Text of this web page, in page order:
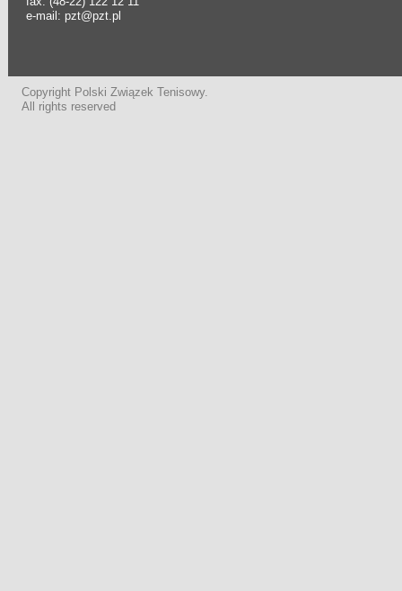
e-mail: pzt@pzt.pl
Copyright Polski Związek Tenisowy.
All rights reserved